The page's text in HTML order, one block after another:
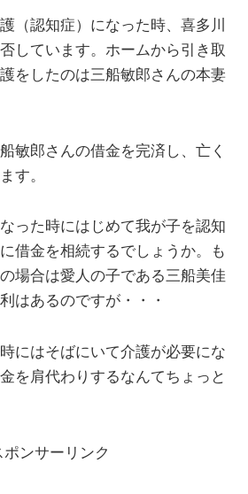
（認知症）になった時、喜多川
しています。ホームから引き取
をしたのは三船敏郎さんの本妻
敏郎さんの借金を完済し、亡く
す。
った時にはじめて我が子を認知
借金を相続するでしょうか。も
場合は愛人の子である三船美佳
はあるのですが・・・
にはそばにいて介護が必要にな
を肩代わりするなんてちょっと
ポンサーリンク